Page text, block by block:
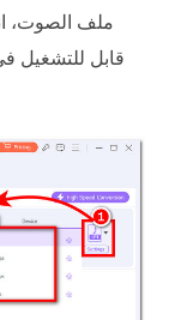
ملف الصوت،